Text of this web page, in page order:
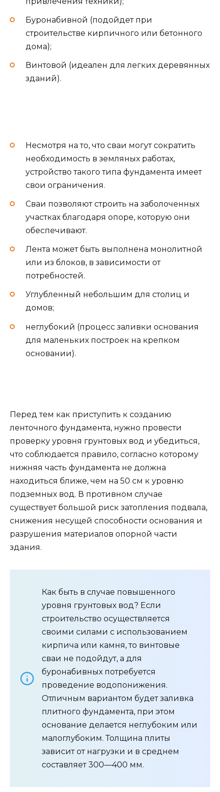
Буронабивной (подойдет при
строительстве кирпичного или бетонного
дома);
Винтовой (идеален для легких деревянных
зданий).
Несмотря на то, что сваи могут сократить
необходимость в земляных работах,
устройство такого типа фундамента имеет
свои ограничения.
Сваи позволяют строить на заболоченных
участках благодаря опоре, которую они
обеспечивают.
Лента может быть выполнена монолитной
или из блоков, в зависимости от
потребностей.
Углубленный небольшим для столиц и
домов;
неглубокий (процесс заливки основания
для маленьких построек на крепком
основании).
Перед тем как приступить к созданию
ленточного фундамента, нужно провести
проверку уровня грунтовых вод и убедиться,
что соблюдается правило, согласно которому
нижняя часть фундамента не должна
находиться ближе, чем на 50 см к уровню
подземных вод. В противном случае
существует большой риск затопления подвала,
снижения несущей способности основания и
разрушения материалов опорной части
здания.
Как быть в случае повышенного
уровня грунтовых вод? Если
строительство осуществляется
своими силами с использованием
кирпича или камня, то винтовые
сваи не подойдут, а для
буронабивных потребуется
проведение водопонижения.
Отличным вариантом будет заливка
плитного фундамента, при этом
основание делается неглубоким или
малоглубоким. Толщина плиты
зависит от нагрузки и в среднем
составляет 300—400 мм.